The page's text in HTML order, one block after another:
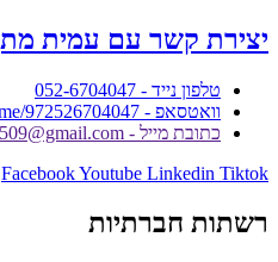
יצירת קשר עם עמית
טלפון נייד - 052-6704047
וואטסאפ - https://wa.me/972526704047
כתובת מייל - amitmatan1509@gmail.com
FacebookYoutube Linkedin Tiktok
רשתות חברתיות